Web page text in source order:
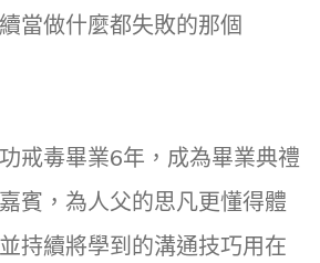
當做什麼都失敗的那個
戒毒畢業6年，成為畢業典禮
賓，為人父的思凡更懂得體
持續將學到的溝通技巧用在